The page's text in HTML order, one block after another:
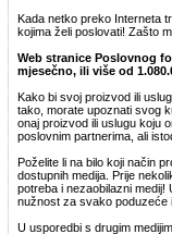
Kada netko preko Interneta
kojima želi poslovati! Zašto
Web stranice Poslovnog
mjesečno, ili više od
Kako bi svoj proizvod ili
tako, morate upoznati svog
onaj proizvod ili uslugu koju
poslovnim partnerima, ali
Poželite li na bilo koji način
dostupnih medija. Prije
potreba i nezaobilazni
nužnost za svako poduzeće
U usporedbi s drugim